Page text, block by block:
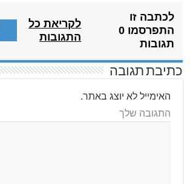
לכתבה זו
התפרסמו 0
תגובות
לקריאת כל
התגובות
כתיבת תגובה
האימייל לא יוצג באתר.
התגובה שלך